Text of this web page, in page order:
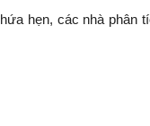
hẹn, các nhà phân